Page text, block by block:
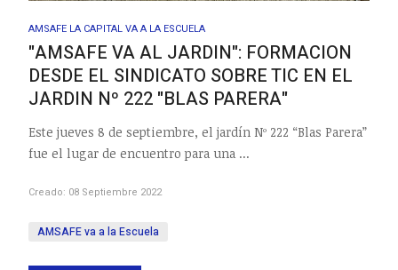
AMSAFE LA CAPITAL VA A LA ESCUELA
"AMSAFE VA AL JARDIN": FORMACION
DESDE EL SINDICATO SOBRE TIC EN EL
JARDIN Nº 222 "BLAS PARERA"
Este jueves 8 de septiembre, el jardín Nº 222 “Blas Parera”
fue el lugar de encuentro para una ...
Creado: 08 Septiembre 2022
AMSAFE va a la Escuela